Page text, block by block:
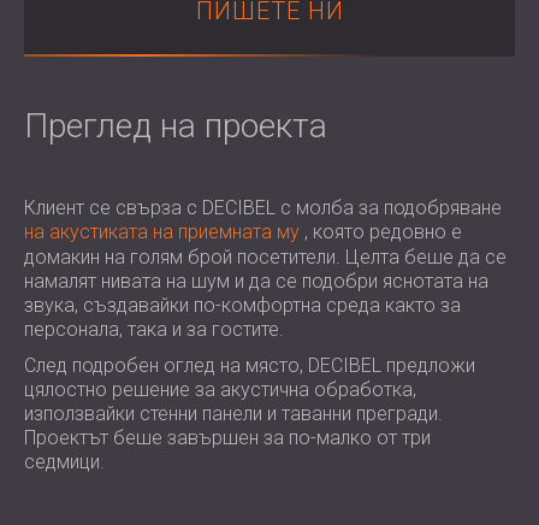
ЗВУКОИЗОЛАЦИЯ И АКУСТИКА НА
ЗВУКОИЗОЛАЦИОННИ И АКУСТИЧНИ
РЕШЕНИЯ ЗА ТЪРГОВСКИ ПОМЕЩЕНИЯ
УЧЕБНИ ЗАВЕДЕНИЯ
ШУМОИЗОЛАЦИЯ И АКУСТИКА ЗА
ЗДРАВНИЯ СЕКТОР
ЗВУКОИЗОЛАЦИОННИ И АКУСТИЧНИ
РЕШЕНИЯ ЗА АУДИОЛОГИЧНИЯ
СЕКТОР
ЗВУКОИЗОЛАЦИОННИ И АКУСТИЧНИ
РЕШЕНИЯ ЗА ЦЕНТРОВЕ ЗА ДАННИ
POLAND (PL)
FINLAND (FI)
USA (US)
SOUTH AFRICA (ZA)
ПИШЕТЕ НИ
Преглед на проекта
Клиент се свърза с DECIBEL с молба за подобряване
на акустиката на приемната му , която редовно е
домакин на голям брой посетители. Целта беше да се
намалят нивата на шум и да се подобри яснотата на
звука, създавайки по-комфортна среда както за
персонала, така и за гостите.
След подробен оглед на място, DECIBEL предложи
цялостно решение за акустична обработка,
използвайки стенни панели и таванни прегради.
Проектът беше завършен за по-малко от три
седмици.